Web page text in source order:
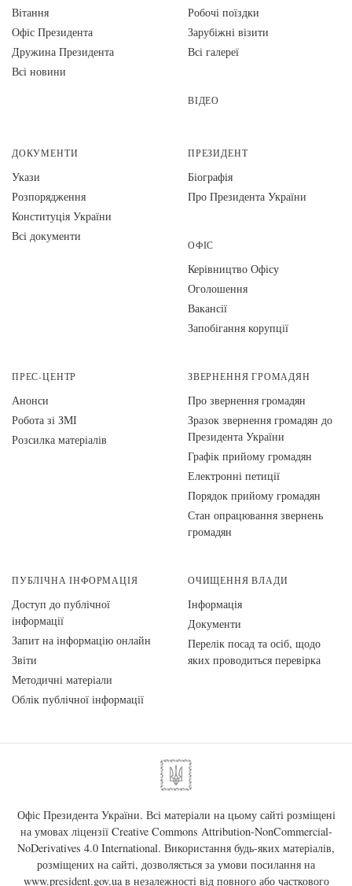
Вiтання
Офіс Президента
Дружина Президента
Всі новини
Робочі поїздки
Зарубіжні візити
Всі галереї
ВІДЕО
ДОКУМЕНТИ
Укази
Розпорядження
Конституція України
Всі документи
ПРЕЗИДЕНТ
Біографія
Про Президента України
ОФІС
Керівництво Офісу
Оголошення
Вакансії
Запобігання корупції
ПРЕС-ЦЕНТР
Анонси
Робота зі ЗМІ
Розсилка матеріалів
ЗВЕРНЕННЯ ГРОМАДЯН
Про звернення громадян
Зразок звернення громадян до
Президента України
Графік прийому громадян
Електронні петиції
Порядок прийому громадян
Стан опрацювання звернень
громадян
ПУБЛІЧНА ІНФОРМАЦІЯ
Доступ до публічної
інформації
Запит на інформацію онлайн
Звіти
Методичні матеріали
Облік публічної інформації
ОЧИЩЕННЯ ВЛАДИ
Інформація
Документи
Перелік посад та осіб, щодо
яких проводиться перевірка
Офіс Президента України. Всі матеріали на цьому сайті розміщені
на умовах ліцензії Creative Commons Attribution-NonCommercial-
NoDerivatives 4.0 International. Використання будь-яких матеріалів,
розміщених на сайті, дозволяється за умови посилання на
www.president.gov.uaв незалежності від повного або часткового